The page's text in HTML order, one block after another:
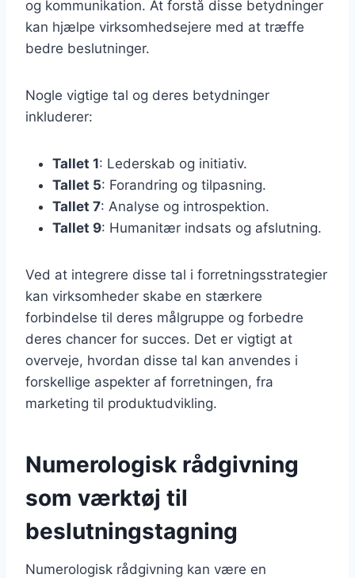
og kommunikation. At forstå disse betydninger
kan hjælpe virksomhedsejere med at træffe
bedre beslutninger.
Nogle vigtige tal og deres betydninger
inkluderer:
Tallet 1: Lederskab og initiativ.
Tallet 5: Forandring og tilpasning.
Tallet 7: Analyse og introspektion.
Tallet 9: Humanitær indsats og afslutning.
Ved at integrere disse tal i forretningsstrategier
kan virksomheder skabe en stærkere
forbindelse til deres målgruppe og forbedre
deres chancer for succes. Det er vigtigt at
overveje, hvordan disse tal kan anvendes i
forskellige aspekter af forretningen, fra
marketing til produktudvikling.
Numerologisk rådgivning
som værktøj til
beslutningstagning
Numerologisk rådgivning kan være en